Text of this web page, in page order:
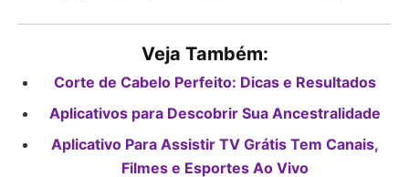
Veja Também:
Corte de Cabelo Perfeito: Dicas e Resultados
Aplicativos para Descobrir Sua Ancestralidade
Aplicativo Para Assistir TV Grátis Tem Canais,
Filmes e Esportes Ao Vivo